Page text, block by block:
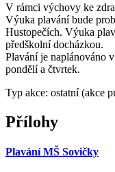
V rámci výchovy ke
Výuka plavání bude
Hustopečích. Výuka
předškolní docházkou.
Plavání je naplánováno
pondělí a čtvrtek.
Typ akce: ostatní (akce
Přílohy
Plavání MŠ Sovičky